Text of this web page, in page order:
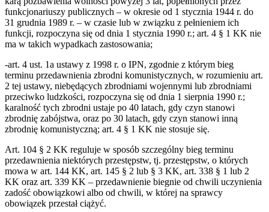
funkcjonariuszy publicznych – w okresie od 1 stycznia 1944 r. do
31 grudnia 1989 r. – w czasie lub w związku z pełnieniem ich
funkcji, rozpoczyna się od dnia 1 stycznia 1990 r.; art. 4 § 1 KK nie
ma w takich wypadkach zastosowania;
-art. 4 ust. 1a ustawy z 1998 r. o IPN, zgodnie z którym bieg
terminu przedawnienia zbrodni komunistycznych, w rozumieniu art.
2 tej ustawy, niebędących zbrodniami wojennymi lub zbrodniami
przeciwko ludzkości, rozpoczyna się od dnia 1 sierpnia 1990 r.;
karalność tych zbrodni ustaje po 40 latach, gdy czyn stanowi
zbrodnię zabójstwa, oraz po 30 latach, gdy czyn stanowi inną
zbrodnię komunistyczną; art. 4 § 1 KK nie stosuje się.
Art. 104 § 2 KK reguluje w sposób szczególny bieg terminu
przedawnienia niektórych przestępstw, tj. przestępstw, o których
mowa w art. 144 KK, art. 145 § 2 lub § 3 KK, art. 338 § 1 lub 2
KK oraz art. 339 KK – przedawnienie biegnie od chwili uczynienia
zadość obowiązkowi albo od chwili, w której na sprawcy
obowiązek przestał ciążyć.